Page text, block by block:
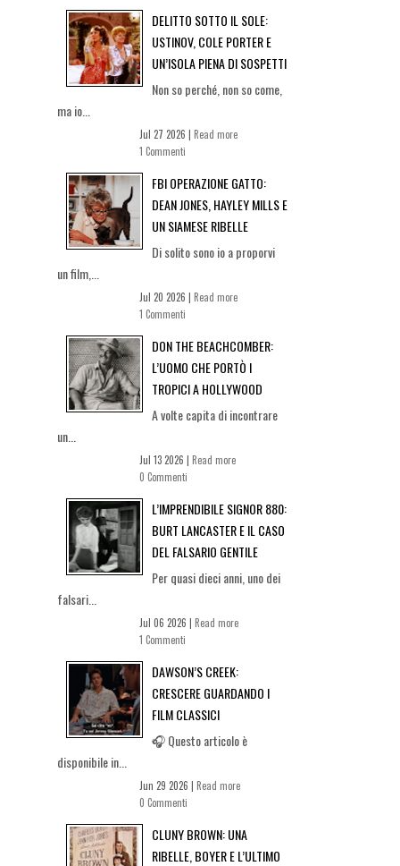
DELITTO SOTTO IL SOLE:
USTINOV, COLE PORTER E
UN’ISOLA PIENA DI SOSPETTI
Non so perché, non so come,
ma io...
Jul 27 2026 | Read more
1 Commenti
FBI OPERAZIONE GATTO:
DEAN JONES, HAYLEY MILLS E
UN SIAMESE RIBELLE
Di solito sono io a proporvi
un film,...
Jul 20 2026 | Read more
1 Commenti
DON THE BEACHCOMBER:
L’UOMO CHE PORTÒ I
TROPICI A HOLLYWOOD
A volte capita di incontrare
un...
Jul 13 2026 | Read more
0 Commenti
L’IMPRENDIBILE SIGNOR 880:
BURT LANCASTER E IL CASO
DEL FALSARIO GENTILE
Per quasi dieci anni, uno dei
falsari...
Jul 06 2026 | Read more
1 Commenti
DAWSON’S CREEK:
CRESCERE GUARDANDO I
FILM CLASSICI
🎧 Questo articolo è
disponibile in...
Jun 29 2026 | Read more
0 Commenti
CLUNY BROWN: UNA
RIBELLE, BOYER E L’ULTIMO